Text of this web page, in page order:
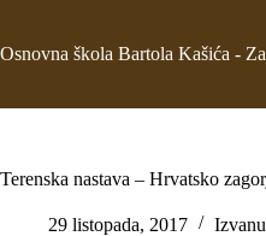
Osnovna škola Bartola Kašića -
Terenska nastava – Hrvatsko
29 listopada, 2017